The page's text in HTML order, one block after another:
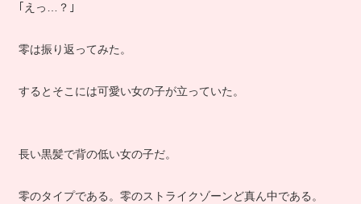
｢えっ…？｣
零は振り返ってみた。
するとそこには可愛い女の子が立っていた。
長い黒髪で背の低い女の子だ。
零のタイプである。零のストライクゾーンど真ん中である。